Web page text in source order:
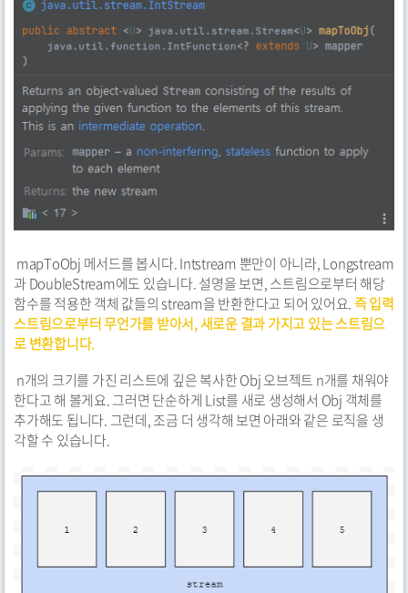
mapToObj 메서드를 봅시다. Intstream 뿐만이 아니라, Longstream
과 DoubleStream에도 있습니다. 설명을 보면, 스트림으로부터 해당
함수를 적용한 객체 값들의 stream을 반환한다고 되어 있어요.즉 입력
스트림으로부터 무언가를 받아서, 새로운 결과 가지고 있는 스트림으
로 변환합니다.
n개의 크기를 가진 리스트에 깊은 복사한 Obj 오브젝트 n개를 채워야
한다고 해 볼게요. 그러면 단순하게 List를 새로 생성해서 Obj 객체를
추가해도 됩니다. 그런데, 조금 더 생각해 보면 아래와 같은 로직을 생
각할 수 있습니다.